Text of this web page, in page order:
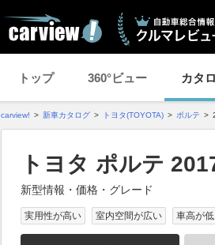
トップ 360°ビュー カタ
carview! 新車カタログ トヨタ(TOYOTA) ポルテ
トヨタ ポルテ
新型情報・価格・グレード
実用性が高い 室内空間が広い 車高が